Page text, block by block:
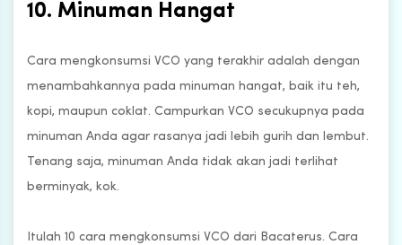
10. Minuman Hangat
Cara mengkonsumsi VCO yang terakhir adalah dengan
menambahkannya pada minuman hangat, baik itu teh,
kopi, maupun coklat. Campurkan VCO secukupnya pada
minuman Anda agar rasanya jadi lebih gurih dan lembut.
Tenang saja, minuman Anda tidak akan jadi terlihat
berminyak, kok.
Itulah 10 cara mengkonsumsi VCO dari Bacaterus. Cara